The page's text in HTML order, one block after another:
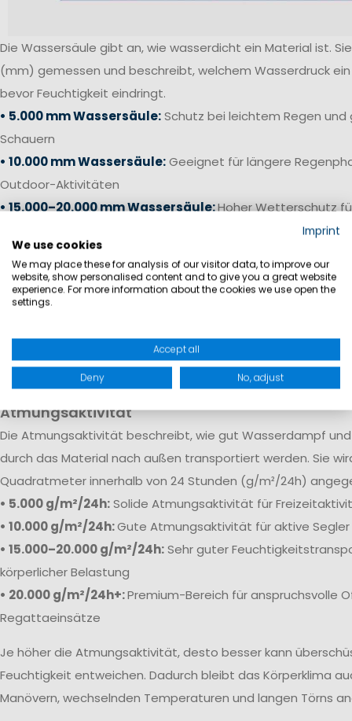
Die Wassersäule gibt an, wie wasserdicht ein Material ist.
(mm) gemessen und beschreibt, welchem Wasserdruck
bevor Feuchtigkeit eindringt.
• 5.000 mm Wassersäule:Schutz bei leichtem Regen
Schauern
• 10.000 mm Wassersäule:Geeignet für längere
Outdoor-Aktivitäten
• 15.000–20.000 mm Wassersäule:Hoher Wetterschutz
• 20.000 mm+ Wassersäule:
Bedingungen auf See
Gerade bei Segelhosen und Salopetten ist neben einer
robuste Verstärkungen sorgen dafür, dass Feuchtigkeit
Bedingungen zuverlässig draußen bleibt.
Atmungsaktivität
Die Atmungsaktivität beschreibt, wie gut Wasserdampf
durch das Material nach außen transportiert werden. Sie
Quadratmeter innerhalb von 24 Stunden (g/m²/24h)
• 5.000 g/m²/24h:Solide Atmungsaktivität für
• 10.000 g/m²/24h:Gute Atmungsaktivität für aktive Segler
• 15.000–20.000 g/m²/24h:Sehr guter
körperlicher Belastung
• 20.000 g/m²/24h+:Premium-Bereich für anspruchsvolle
Regattaeinsätze
Je höher die Atmungsaktivität, desto besser kann
Feuchtigkeit entweichen. Dadurch bleibt das Körperklima
Manövern, wechselnden Temperaturen und langen Törns
Imprint
We use cookies
We may place these for analysis of our visitor data, to improve our
website, show personalised content and to give you a great website
experience. For more information about the cookies we use open the
settings.
Accept all
Deny No, adjust